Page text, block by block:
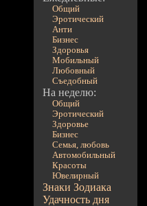
Общий
Эротический
Анти
Бизнес
Здоровья
Мобильный
Любовный
Съедобный
На неделю:
Общий
Эротический
Здоровье
Бизнес
Семья, любовь
Автомобильный
Красоты
Ювелирный
Знаки Зодиака
Удачность дня